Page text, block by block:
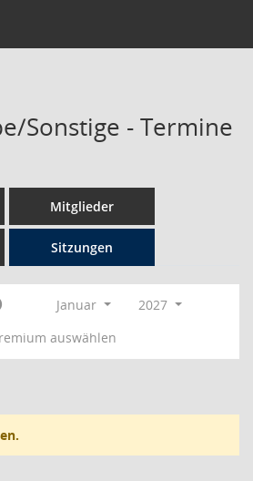
Sonstige - Termine
Mitglieder
Sitzungen
Januar
2027
auswählen